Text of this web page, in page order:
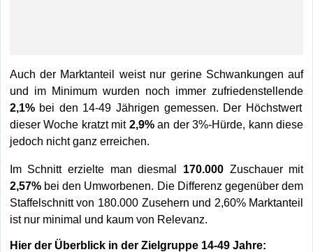
Auch der Marktanteil weist nur gerine Schwankungen auf
und im Minimum wurden noch immer zufriedenstellende
2,1%bei den 14-49 Jährigen gemessen. Der Höchstwert
dieser Woche kratzt mit 2,9%an der 3%-Hürde, kann diese
jedoch nicht ganz erreichen.
Im Schnitt erzielte man diesmal 170.000Zuschauer mit
2,57%bei den Umworbenen. Die Differenz gegenüber dem
Staffelschnitt von 180.000 Zusehern und 2,60% Marktanteil
ist nur minimal und kaum von Relevanz.
Hier der Überblick in der Zielgruppe 14-49 Jahre: